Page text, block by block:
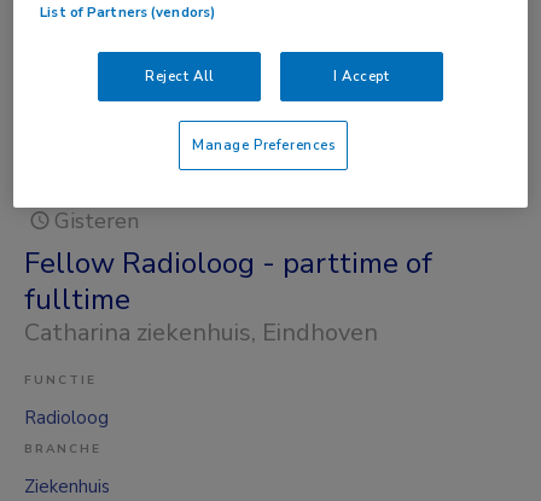
OPLEIDINGSNIVEAU
Gisteren
Fellow Radioloog - parttime of
fulltime
Catharina ziekenhuis, Eindhoven
FUNCTIE
Radioloog
BRANCHE
Ziekenhuis
List of Partners (vendors)
Reject All I Accept
Manage Preferences